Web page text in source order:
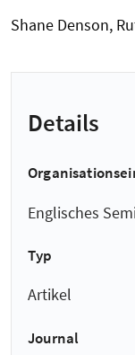
Shane Denson,
Details
Englisches
Typ
Artikel
Journal